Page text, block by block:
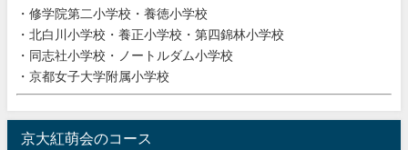
・修学院第二小学校・養徳小学校
・北白川小学校・養正小学校・第四錦林小学校
・同志社小学校・ノートルダム小学校
・京都女子大学附属小学校
京大紅萌会のコース